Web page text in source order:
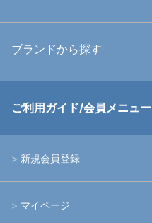
中古アームシステム
ハウジング
ブランドから探す
RGBlue
イノン
ご利用ガイド/会員メニュー
新規会員登録
マイページ